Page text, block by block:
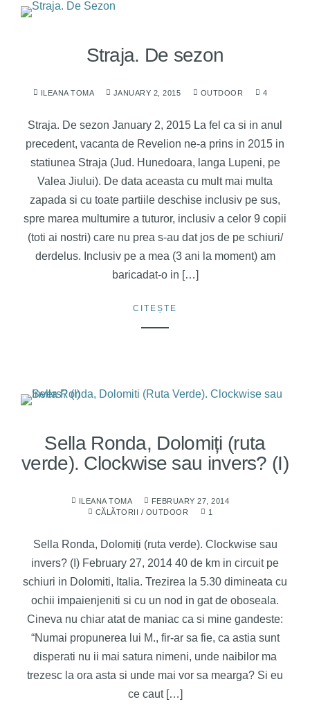
Straja. De sezon
ILEANA TOMA JANUARY 2, 2015 OUTDOOR 4
Straja. De sezon January 2, 2015 La fel ca si in anul
precedent, vacanta de Revelion ne-a prins in 2015 in
statiunea Straja (Jud. Hunedoara, langa Lupeni, pe
Valea Jiului). De data aceasta cu mult mai multa
zapada si cu toate partiile deschise inclusiv pe sus,
spre marea multumire a tuturor, inclusiv a celor 9 copii
(toti ai nostri) care nu prea s-au dat jos de pe schiuri/
derdelus. Inclusiv pe a mea (3 ani la moment) am
baricadat-o in […]
CITEȘTE
Sella Ronda, Dolomiți (ruta
verde). Clockwise sau invers? (I)
ILEANA TOMA
FEBRUARY 27, 2014
CĂLĂTORII / OUTDOOR 1
Sella Ronda, Dolomiți (ruta verde). Clockwise sau
invers? (I) February 27, 2014 40 de km in circuit pe
schiuri in Dolomiti, Italia. Trezirea la 5.30 dimineata cu
ochii impaienjeniti si cu un nod in gat de oboseala.
Cineva nu chiar atat de maniac ca si mine gandeste:
“Numai propunerea lui M., fir-ar sa fie, ca astia sunt
disperati nu ii mai satura nimeni, unde naibilor ma
trezesc la ora asta si unde mai vor sa mearga? Si eu
ce caut […]